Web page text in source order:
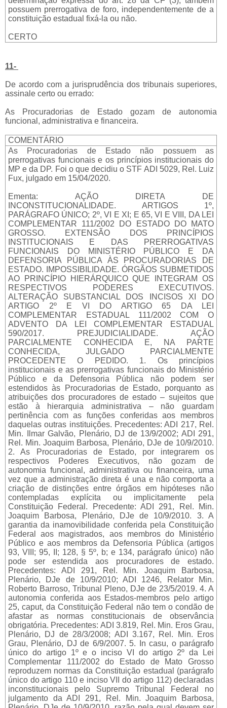
possuem prerrogativa de foro, independentemente de a
constituição estadual fixá-la ou não.
CERTO
11-
De acordo com a jurisprudência dos tribunais superiores,
assinale certo ou errado:
As Procuradorias de Estado gozam de autonomia
funcional, administrativa e financeira.
COMENTÁRIO
As Procuradorias de Estado não possuem as
prerrogativas funcionais e os princípios institucionais do
MP e da DP. Foi o que decidiu o STF ADI 5029, Rel. Luiz
Fux, julgado em 15/04/2020.
Ementa: AÇÃO DIRETA DE
INCONSTITUCIONALIDADE. ARTIGOS 1º,
PARÁGRAFO ÚNICO; 2º, VI E XI; E 65, VI E VIII, DA LEI
COMPLEMENTAR 111/2002 DO ESTADO DO MATO
GROSSO. EXTENSÃO DOS PRINCÍPIOS
INSTITUCIONAIS E DAS PRERROGATIVAS
FUNCIONAIS DO MINISTÉRIO PÚBLICO E DA
DEFENSORIA PÚBLICA ÀS PROCURADORIAS DE
ESTADO. IMPOSSIBILIDADE. ÓRGÃOS SUBMETIDOS
AO PRINCÍPIO HIERÁRQUICO QUE INTEGRAM OS
RESPECTIVOS PODERES EXECUTIVOS.
ALTERAÇÃO SUBSTANCIAL DOS INCISOS XI DO
ARTIGO 2º E VI DO ARTIGO 65 DA LEI
COMPLEMENTAR ESTADUAL 111/2002 COM O
ADVENTO DA LEI COMPLEMENTAR ESTADUAL
590/2017. PREJUDICIALIDADE. AÇÃO
PARCIALMENTE CONHECIDA E, NA PARTE
CONHECIDA, JULGADO PARCIALMENTE
PROCEDENTE O PEDIDO. 1. Os princípios
institucionais e as prerrogativas funcionais do Ministério
Público e da Defensoria Pública não podem ser
estendidos às Procuradorias de Estado, porquanto as
atribuições dos procuradores de estado – sujeitos que
estão à hierarquia administrativa – não guardam
pertinência com as funções conferidas aos membros
daquelas outras instituições. Precedentes: ADI 217, Rel.
Min. Ilmar Galvão, Plenário, DJ de 13/9/2002; ADI 291,
Rel. Min. Joaquim Barbosa, Plenário, DJe de 10/9/2010.
2. As Procuradorias de Estado, por integrarem os
respectivos Poderes Executivos, não gozam de
autonomia funcional, administrativa ou financeira, uma
vez que a administração direta é una e não comporta a
criação de distinções entre órgãos em hipóteses não
contempladas explícita ou implicitamente pela
Constituição Federal. Precedente: ADI 291, Rel. Min.
Joaquim Barbosa, Plenário, DJe de 10/9/2010. 3. A
garantia da inamovibilidade conferida pela Constituição
Federal aos magistrados, aos membros do Ministério
Público e aos membros da Defensoria Pública (artigos
93, VIII; 95, II; 128, § 5º, b; e 134, parágrafo único) não
pode ser estendida aos procuradores de estado.
Precedentes: ADI 291, Rel. Min. Joaquim Barbosa,
Plenário, DJe de 10/9/2010; ADI 1246, Relator Min.
Roberto Barroso, Tribunal Pleno, DJe de 23/5/2019. 4. A
autonomia conferida aos Estados-membros pelo artigo
25, caput, da Constituição Federal não tem o condão de
afastar as normas constitucionais de observância
obrigatória. Precedentes: ADI 3.819, Rel. Min. Eros Grau,
Plenário, DJ de 28/3/2008; ADI 3.167, Rel. Min. Eros
Grau, Plenário, DJ de 6/9/2007. 5. In casu, o parágrafo
único do artigo 1º e o inciso VI do artigo 2º da Lei
Complementar 111/2002 do Estado de Mato Grosso
reproduzem normas da Constituição estadual (parágrafo
único do artigo 110 e inciso VII do artigo 112) declaradas
inconstitucionais pelo Supremo Tribunal Federal no
julgamento da ADI 291, Rel. Min. Joaquim Barbosa,